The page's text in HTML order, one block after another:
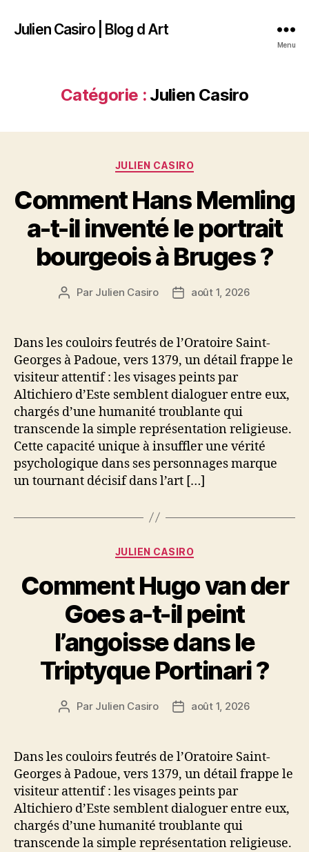
Julien Casiro | Blog d Art
Menu
Catégorie : Julien Casiro
Catégories
JULIEN CASIRO
Comment Hans Memling
a-t-il inventé le portrait
bourgeois à Bruges ?
Auteur
Par Julien Casiro
Dateaoût 1, 2026
Dans les couloirs feutrés de l’Oratoire Saint-
Georges à Padoue, vers 1379, un détail frappe le
visiteur attentif : les visages peints par
Altichiero d’Este semblent dialoguer entre eux,
chargés d’une humanité troublante qui
transcende la simple représentation religieuse.
Cette capacité unique à insuffler une vérité
psychologique dans ses personnages marque
un tournant décisif dans l’art […]
Catégories
JULIEN CASIRO
Comment Hugo van der
Goes a-t-il peint
l’angoisse dans le
Triptyque Portinari ?
Auteur
Par Julien Casiro
Dateaoût 1, 2026
Dans les couloirs feutrés de l’Oratoire Saint-
Georges à Padoue, vers 1379, un détail frappe le
visiteur attentif : les visages peints par
Altichiero d’Este semblent dialoguer entre eux,
chargés d’une humanité troublante qui
transcende la simple représentation religieuse.